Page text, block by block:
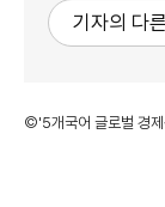
기자의 다
©'5개국어 글로벌 경제